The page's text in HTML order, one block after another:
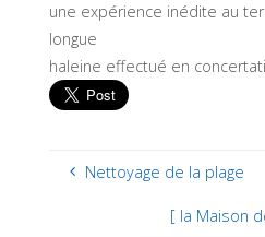
une expérience inédite au
longue
haleine effectué en
Nettoyage de la plage
[ la Maison